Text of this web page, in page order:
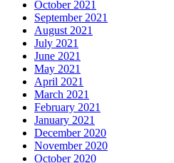
October 2021
September 2021
August 2021
July 2021
June 2021
May 2021
April 2021
March 2021
February 2021
January 2021
December 2020
November 2020
October 2020